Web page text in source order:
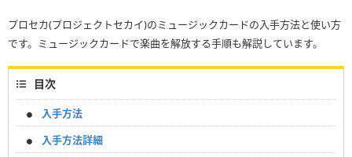
プロセカ(プロジェクトセカイ)のミュージックカードの入手方法と使い方
です。ミュージックカードで楽曲を解放する手順も解説しています。
目次
入手方法
入手方法詳細